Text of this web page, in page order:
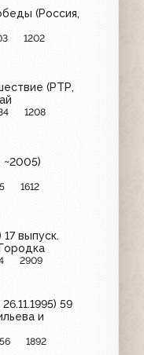
(Россия,
1202
(РТР,
1208
~2005)
1612
выпуск.
2909
59
и
1892